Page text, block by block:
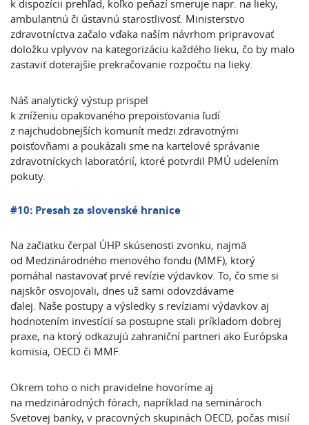
k dispozícii prehľad, koľko peňazí smeruje napr. na lieky,
ambulantnú či ústavnú starostlivosť. Ministerstvo
zdravotníctva začalo vďaka naším návrhom pripravovať
doložku vplyvov na kategorizáciu každého lieku, čo by malo
zastaviť doterajšie prekračovanie rozpočtu na lieky.
Náš analytický výstup prispel
k zníženiu opakovaného prepoisťovania ľudí
z najchudobnejších komunít medzi zdravotnými
poisťovňami a poukázali sme na kartelové správanie
zdravotníckych laboratórií, ktoré potvrdil PMÚ udelením
pokuty.
#10: Presah za slovenské hranice
Na začiatku čerpal ÚHP skúsenosti zvonku, najmä
od Medzinárodného menového fondu (MMF), ktorý
pomáhal nastavovať prvé revízie výdavkov. To, čo sme si
najskôr osvojovali, dnes už sami odovzdávame
ďalej. Naše postupy a výsledky s revíziami výdavkov aj
hodnotením investícií sa postupne stali príkladom dobrej
praxe, na ktorý odkazujú zahraniční partneri ako Európska
komisia, OECD či MMF.
Okrem toho o nich pravidelne hovoríme aj
na medzinárodných fórach, napríklad na seminároch
Svetovej banky, v pracovných skupinách OECD, počas misií